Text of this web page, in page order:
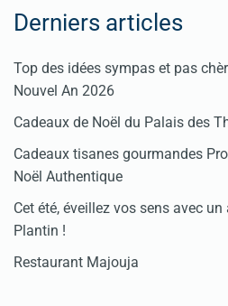
Derniers articles
Top des idées sympas et pas
Nouvel An 2026
Cadeaux de Noël du Palais des
Cadeaux tisanes gourmandes
Noël Authentique
Cet été, éveillez vos sens avec
Plantin !
Restaurant Majouja